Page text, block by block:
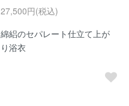
27,500円(税込)
綿絽のセパレート仕立て上が
り浴衣